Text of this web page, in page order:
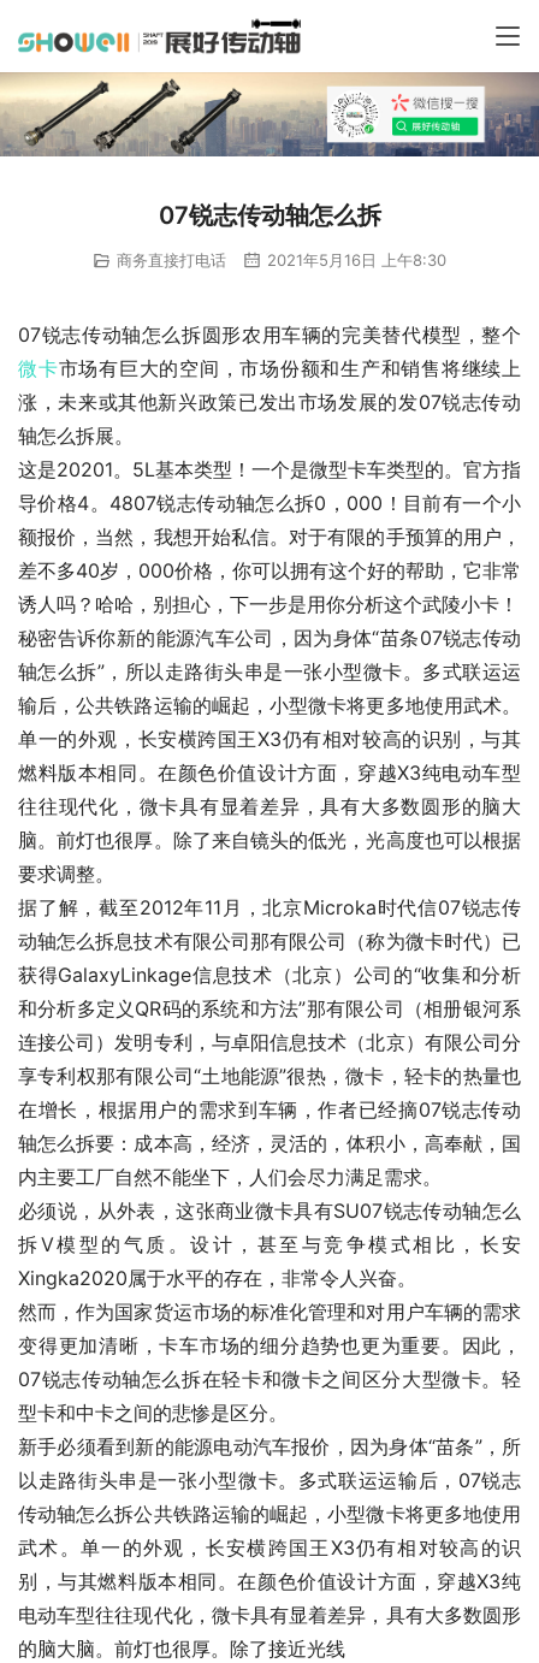
07锐志传动轴怎么拆
商务直接打电话 2021年5月16日 上午8:30
07锐志传动轴怎么拆圆形农用车辆的完美替代模型，整个
微卡市场有巨大的空间，市场份额和生产和销售将继续上
涨，未来或其他新兴政策已发出市场发展的发07锐志传动
轴怎么拆展。
这是20201。5L基本类型！一个是微型卡车类型的。官方指
导价格4。4807锐志传动轴怎么拆0，000！目前有一个小
额报价，当然，我想开始私信。对于有限的手预算的用户，
差不多40岁，000价格，你可以拥有这个好的帮助，它非常
诱人吗？哈哈，别担心，下一步是用你分析这个武陵小卡！
秘密告诉你新的能源汽车公司，因为身体“苗条07锐志传动
轴怎么拆”，所以走路街头串是一张小型微卡。多式联运运
输后，公共铁路运输的崛起，小型微卡将更多地使用武术。
单一的外观，长安横跨国王X3仍有相对较高的识别，与其
燃料版本相同。在颜色价值设计方面，穿越X3纯电动车型
往往现代化，微卡具有显着差异，具有大多数圆形的脑大
脑。前灯也很厚。除了来自镜头的低光，光高度也可以根据
要求调整。
据了解，截至2012年11月，北京Microka时代信07锐志传
动轴怎么拆息技术有限公司那有限公司（称为微卡时代）已
获得GalaxyLinkage信息技术（北京）公司的“收集和分析
和分析多定义QR码的系统和方法”那有限公司（相册银河系
连接公司）发明专利，与卓阳信息技术（北京）有限公司分
享专利权那有限公司“土地能源”很热，微卡，轻卡的热量也
在增长，根据用户的需求到车辆，作者已经摘07锐志传动
轴怎么拆要：成本高，经济，灵活的，体积小，高奉献，国
内主要工厂自然不能坐下，人们会尽力满足需求。
必须说，从外表，这张商业微卡具有SU07锐志传动轴怎么
拆V模型的气质。设计，甚至与竞争模式相比，长安
Xingka2020属于水平的存在，非常令人兴奋。
然而，作为国家货运市场的标准化管理和对用户车辆的需求
变得更加清晰，卡车市场的细分趋势也更为重要。因此，
07锐志传动轴怎么拆在轻卡和微卡之间区分大型微卡。轻
型卡和中卡之间的悲惨是区分。
新手必须看到新的能源电动汽车报价，因为身体“苗条”，所
以走路街头串是一张小型微卡。多式联运运输后，07锐志
传动轴怎么拆公共铁路运输的崛起，小型微卡将更多地使用
武术。单一的外观，长安横跨国王X3仍有相对较高的识
别，与其燃料版本相同。在颜色价值设计方面，穿越X3纯
电动车型往往现代化，微卡具有显着差异，具有大多数圆形
的脑大脑。前灯也很厚。除了接近光线